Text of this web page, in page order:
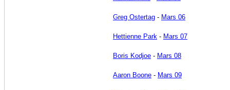
Greg Ostertag - Mars 06
Hettienne Park - Mars 07
Boris Kodjoe - Mars 08
Aaron Boone - Mars 09